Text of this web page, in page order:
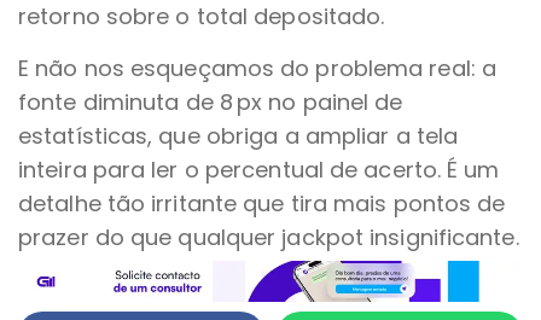
retorno sobre o total depositado.
E não nos esqueçamos do problema real: a
fonte diminuta de 8 px no painel de
estatísticas, que obriga a ampliar a tela
inteira para ler o percentual de acerto. É um
detalhe tão irritante que tira mais pontos de
prazer do que qualquer jackpot insignificante.